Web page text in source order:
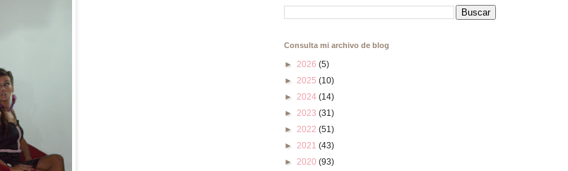
Consulta mi archivo de blog
► 2026 (5)
► 2025 (10)
► 2024 (14)
► 2023 (31)
► 2022 (51)
► 2021 (43)
► 2020 (93)